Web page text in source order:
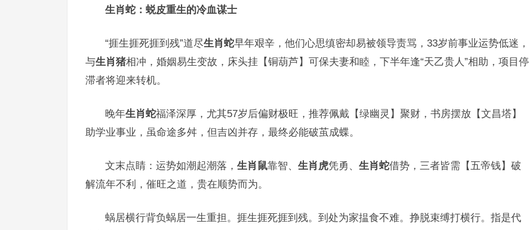
生肖蛇：蜕皮重生的冷血谋士
“捱生捱死捱到残”道尽生肖蛇早年艰辛，他们心思缜密却易被领导责骂，33岁前事业运势低迷，
与生肖猪相冲，婚姻易生变故，床头挂【铜葫芦】可保夫妻和睦，下半年逢“天乙贵人”相助，项目停
滞者将迎来转机。
晚年生肖蛇福泽深厚，尤其57岁后偏财极旺，推荐佩戴【绿幽灵】聚财，书房摆放【文昌塔】
助学业事业，虽命途多舛，但吉凶并存，最终必能破茧成蝶。
文末点睛：运势如潮起潮落， 生肖鼠靠智、 生肖虎凭勇、 生肖蛇借势，三者皆需【五帝钱】破
解流年不利，催旺之道，贵在顺势而为。
蜗居横行背负蜗居一生重担。捱生捱死捱到残。到处为家揾食不难。挣脱束缚打横行。指是代